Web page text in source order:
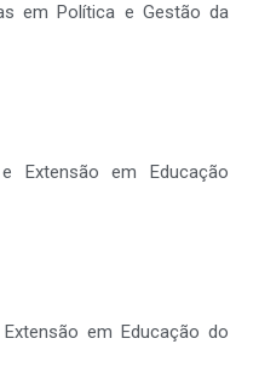
em Política e Gestão da
Extensão em Educação
em Educação do